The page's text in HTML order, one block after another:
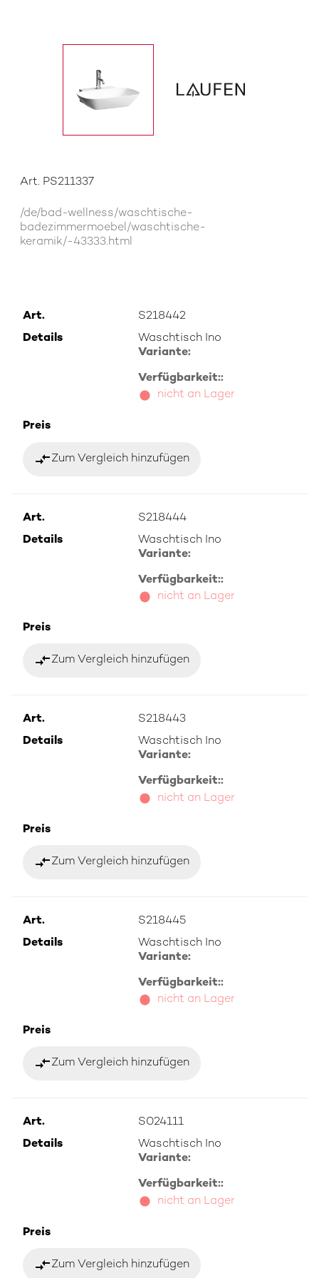
Art. PS211337
/de/bad-wellness/waschtische-
badezimmermoebel/waschtische-
keramik/-43333.html
Art.
S218442
Details
Waschtisch Ino
Variante:
Verfügbarkeit::
nicht an Lager
Preis
compare_arrowsZum Vergleich hinzufügen
Art.
S218444
Details
Waschtisch Ino
Variante:
Verfügbarkeit::
nicht an Lager
Preis
compare_arrowsZum Vergleich hinzufügen
Art.
S218443
Details
Waschtisch Ino
Variante:
Verfügbarkeit::
nicht an Lager
Preis
compare_arrowsZum Vergleich hinzufügen
Art.
S218445
Details
Waschtisch Ino
Variante:
Verfügbarkeit::
nicht an Lager
Preis
compare_arrowsZum Vergleich hinzufügen
Art.
S024111
Details
Waschtisch Ino
Variante:
Verfügbarkeit::
nicht an Lager
Preis
compare_arrowsZum Vergleich hinzufügen